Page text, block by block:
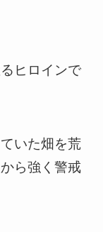
ヒロインで
いた畑を荒
ら強く警戒